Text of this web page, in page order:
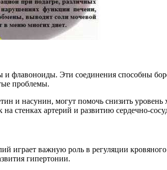
флавоноиды. Эти соединения способны
проблемы.
и насунин, могут помочь снизить
стенках артерий и развитию сердечно-
играет важную роль в регуляции
гипертонии.